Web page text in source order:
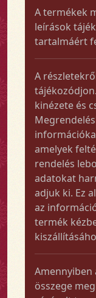
A termékek
leírások
tartalmáért
A
kinézete és
amelyek
rendelés
adatokat
adjuk ki. Ez
az
termék
összege